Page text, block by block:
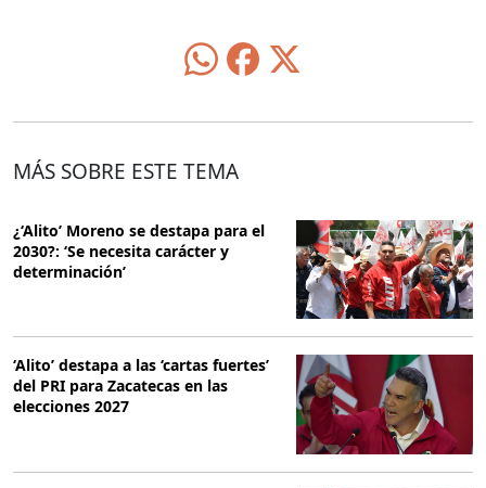
MÁS SOBRE ESTE TEMA
¿‘Alito’ Moreno se destapa para el
2030?: ‘Se necesita carácter y
determinación’
‘Alito’ destapa a las ‘cartas fuertes’
del PRI para Zacatecas en las
elecciones 2027